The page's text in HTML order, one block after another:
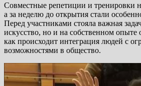
Совместные репетиции и тренировки
а за неделю до открытия стали
Перед участниками стояла важная
искусство, но и на собственном опыте
как происходит интеграция людей с
возможностями в общество.